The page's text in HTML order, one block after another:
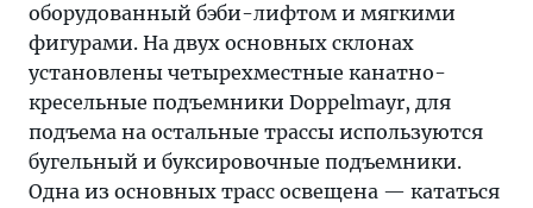
оборудованный бэби-лифтом и мягкими
фигурами. На двух основных склонах
установлены четырехместные канатно-
кресельные подъемники Doppelmayr, для
подъема на остальные трассы используются
бугельный и буксировочные подъемники.
Одна из основных трасс освещена — кататься